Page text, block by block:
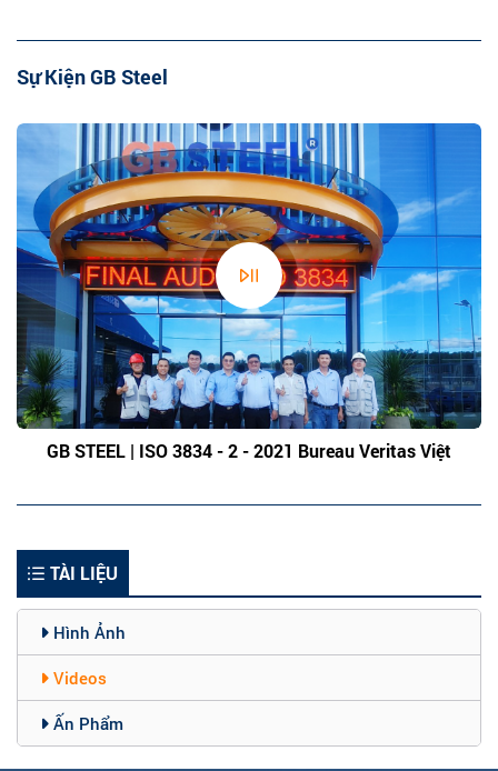
TÀI LIỆU
Hình Ảnh
Videos
Ấn Phẩm
Sự Kiện GB Steel
GB STEEL | ISO 3834 - 2 - 2021 Bureau Veritas Việt